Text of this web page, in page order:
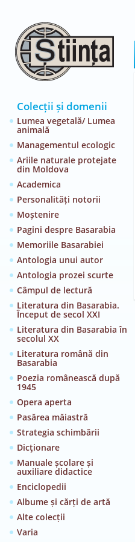
Colecții și domenii
Lumea vegetală/ Lumea
animală
Managementul ecologic
Ariile naturale protejate
din Moldova
Academica
Personalități notorii
Moștenire
Pagini despre Basarabia
Memoriile Basarabiei
Antologia unui autor
Antologia prozei scurte
Câmpul de lectură
Literatura din Basarabia.
Început de secol XXI
Literatura din Basarabia în
secolul XX
Literatura română din
Basarabia
Poezia românească după
1945
Opera aperta
Pasărea măiastră
Strategia schimbării
Dicţionare
Manuale școlare și
auxiliare didactice
Enciclopedii
Albume și cărți de artă
Alte colecții
Varia